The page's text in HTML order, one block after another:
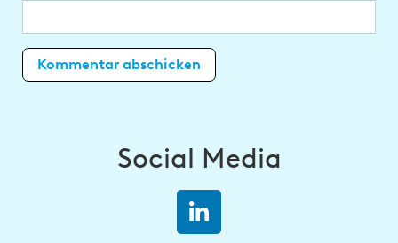
Social Media